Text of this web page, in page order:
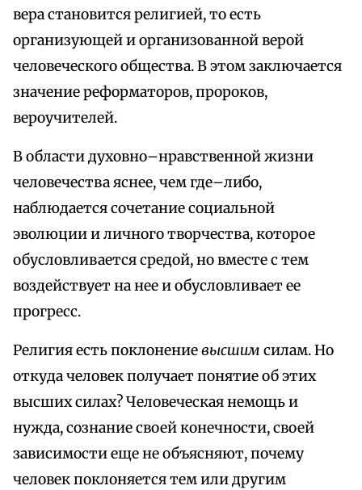
вера становится религией, то есть
организующей и организованной верой
человеческого общества. В этом заключается
значение реформаторов, пророков,
вероучителей.
В области духовно–нравственной жизни
человечества яснее, чем где–либо,
наблюдается сочетание социальной
эволюции и личного творчества, которое
обусловливается средой, но вместе с тем
воздействует на нее и обусловливает ее
прогресс.
Религия есть поклонениевысшим силам. Но
откуда человек получает понятие об этих
высших силах? Человеческая немощь и
нужда, сознание своей конечности, своей
зависимости еще не объясняют, почему
человек поклоняется тем или другим